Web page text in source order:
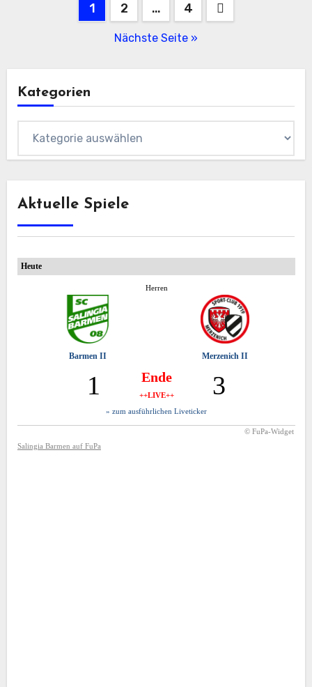
Beitragsnavigation
1 2 … 4
Nächste Seite »
Kategorien
Aktuelle Spiele